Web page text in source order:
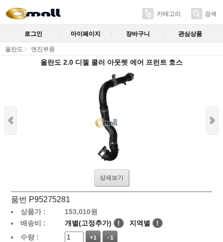
카테고리 검색
로그인 마이페이지 장바구니 관심상품
올란도 엔진부품
올란도 2.0 디젤 쿨러 아웃렛 에어 프런트 호스
상세보기
품번 P95275281
상품가 : 153,010원
배송비 :
개별(고정추가) ! 지역별
!
수량 :
+1 -1